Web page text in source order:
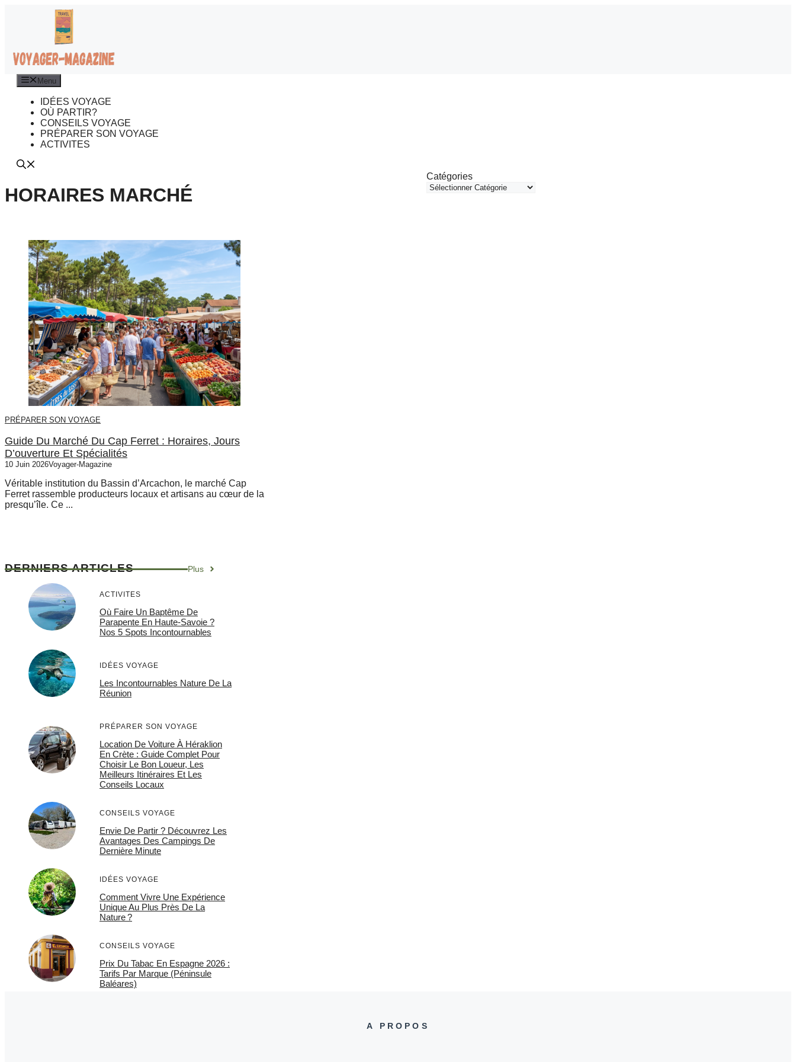
Menu
IDÉES VOYAGE
OÙ PARTIR?
CONSEILS VOYAGE
PRÉPARER SON VOYAGE
ACTIVITES
HORAIRES MARCHÉ
Catégories
PRÉPARER SON VOYAGE
Guide Du Marché Du Cap Ferret : Horaires, Jours
D’ouverture Et Spécialités
10 Juin 2026Voyager-Magazine
Véritable institution du Bassin d’Arcachon, le marché Cap
Ferret rassemble producteurs locaux et artisans au cœur de la
presqu’île. Ce ...
DERNIERS ARTICLES Plus
ACTIVITES
Où Faire Un Baptême De
Parapente En Haute-Savoie ?
Nos 5 Spots Incontournables
IDÉES VOYAGE
Les Incontournables Nature De La
Réunion
PRÉPARER SON VOYAGE
Location De Voiture À Héraklion
En Crète : Guide Complet Pour
Choisir Le Bon Loueur, Les
Meilleurs Itinéraires Et Les
Conseils Locaux
CONSEILS VOYAGE
Envie De Partir ? Découvrez Les
Avantages Des Campings De
Dernière Minute
IDÉES VOYAGE
Comment Vivre Une Expérience
Unique Au Plus Près De La
Nature ?
CONSEILS VOYAGE
Prix Du Tabac En Espagne 2026 :
Tarifs Par Marque (Péninsule
Baléares)
A PROPOS